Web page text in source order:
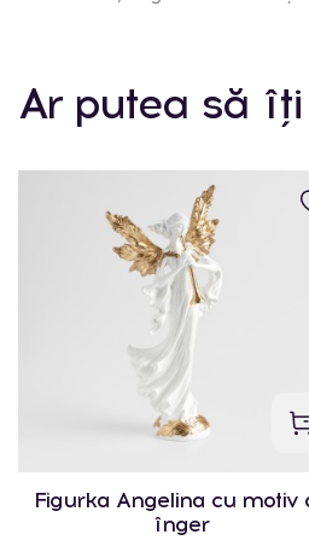
Ar putea să
Figurka Angelina cu motiv
înger